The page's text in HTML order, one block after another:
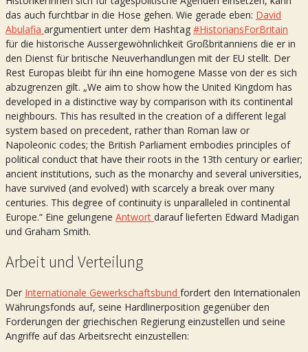
das auch furchtbar in die Hose gehen. Wie gerade eben: David
Abulafia argumentiert unter dem Hashtag #HistoriansForBritain
für die historische Aussergewöhnlichkeit Großbritanniens die er in
den Dienst für britische Neuverhandlungen mit der EU stellt. Der
Rest Europas bleibt für ihn eine homogene Masse von der es sich
abzugrenzen gilt. „We aim to show how the United Kingdom has
developed in a distinctive way by comparison with its continental
neighbours. This has resulted in the creation of a different legal
system based on precedent, rather than Roman law or
Napoleonic codes; the British Parliament embodies principles of
political conduct that have their roots in the 13th century or earlier;
ancient institutions, such as the monarchy and several universities,
have survived (and evolved) with scarcely a break over many
centuries. This degree of continuity is unparalleled in continental
Europe.“ Eine gelungene Antwort darauf lieferten Edward Madigan
und Graham Smith.
Arbeit und Verteilung
Der Internationale Gewerkschaftsbund fordert den Internationalen
Währungsfonds auf, seine Hardlinerposition gegenüber den
Forderungen der griechischen Regierung einzustellen und seine
Angriffe auf das Arbeitsrecht einzustellen: